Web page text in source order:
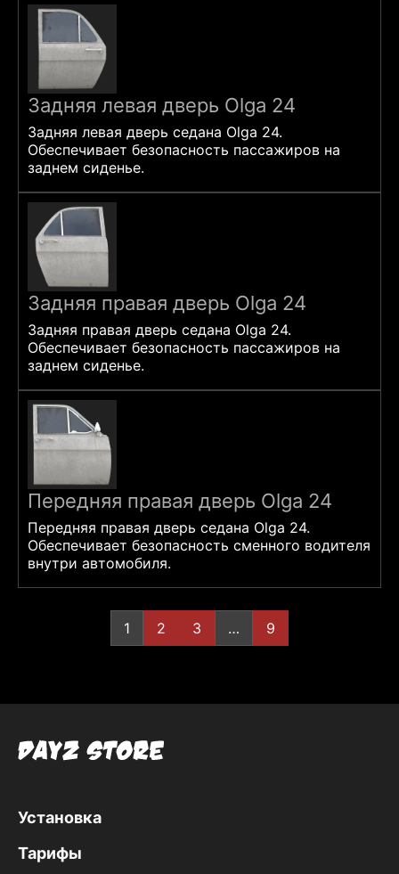
Задняя левая дверь Olga 24
Задняя левая дверь седана Olga 24.
Обеспечивает безопасность пассажиров на
заднем сиденье.
Задняя правая дверь Olga 24
Задняя правая дверь седана Olga 24.
Обеспечивает безопасность пассажиров на
заднем сиденье.
Передняя правая дверь Olga 24
Передняя правая дверь седана Olga 24.
Обеспечивает безопасность сменного водителя
внутри автомобиля.
Пагинация
записей
1 2 3 … 9
Установка
Тарифы